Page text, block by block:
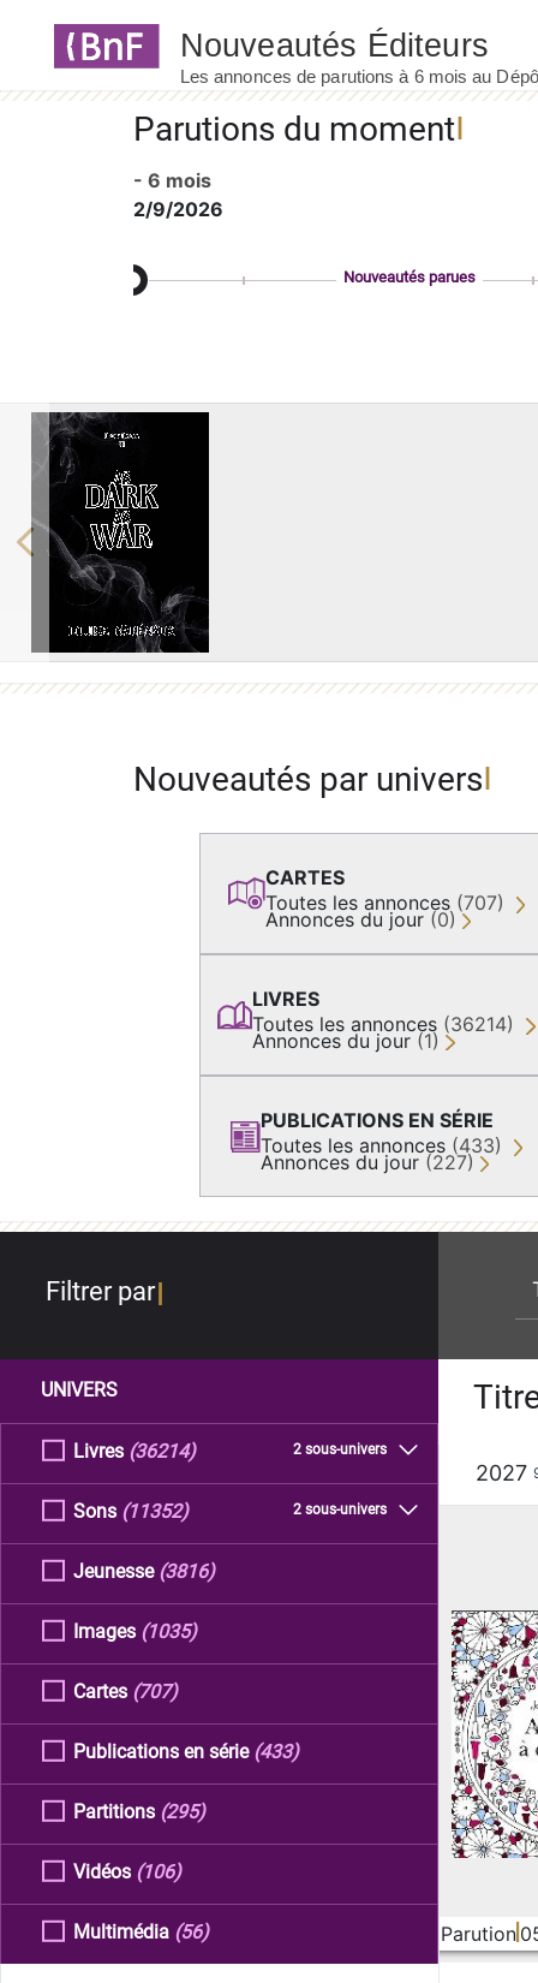
Parutions du moment
- 6 mois
2/9/2026
Nouveautés parues
Previous
Nouveautés par univers
CARTES
Toutes les annonces (707)
Annonces du jour (0)
LIVRES
Toutes les annonces (36214)
Annonces du jour (1)
PUBLICATIONS EN SÉRIE
Toutes les annonces (433)
Annonces du jour (227)
Filtrer par
UNIVERS
Livres 2 sous-univers
(36214)
Sons 2 sous-univers
(11352)
Jeunesse (3816)
Images (1035)
Cartes (707)
Publications en série (433)
Partitions (295)
Vidéos (106)
Multimédia (56)
2027
Parution